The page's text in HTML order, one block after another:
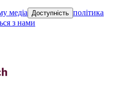
медіа Доступність політика
з нами